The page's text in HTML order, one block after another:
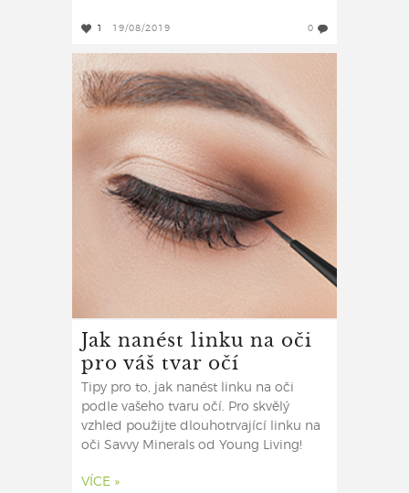
1 19/08/2019 0
Jak nanést linku na oči
pro váš tvar očí
Tipy pro to, jak nanést linku na oči
podle vašeho tvaru očí. Pro skvělý
vzhled použijte dlouhotrvající linku na
oči Savvy Minerals od Young Living!
VÍCE »